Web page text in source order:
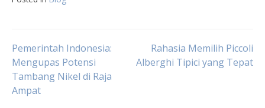
Post
navigation
Pemerintah Indonesia:
Mengupas Potensi
Tambang Nikel di Raja
Ampat
Rahasia Memilih Piccoli
Alberghi Tipici yang Tepat